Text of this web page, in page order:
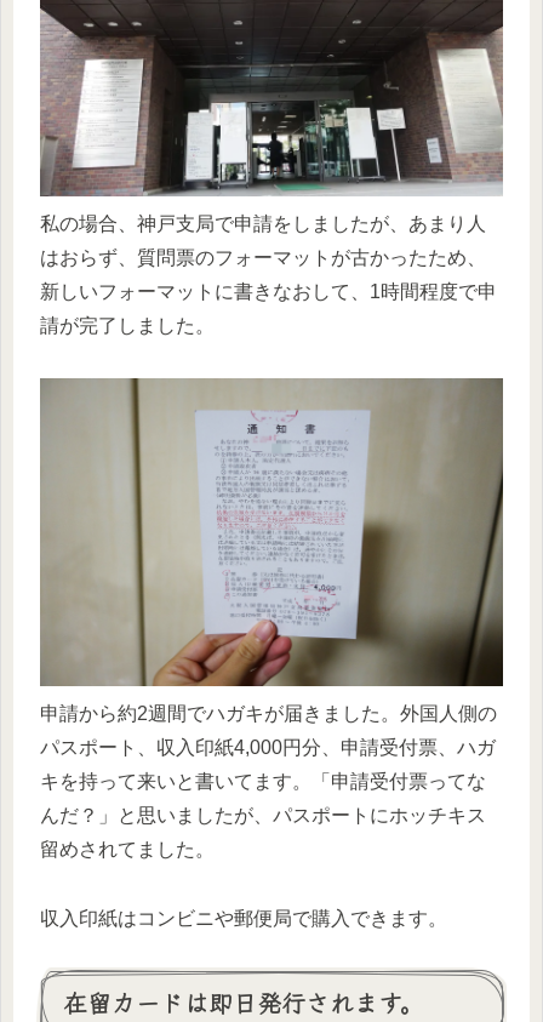
私の場合、神戸支局で申請をしましたが、あまり人
はおらず、質問票のフォーマットが古かったため、
新しいフォーマットに書きなおして、1時間程度で申
請が完了しました。
申請から約2週間でハガキが届きました。外国人側の
パスポート、収入印紙4,000円分、申請受付票、ハガ
キを持って来いと書いてます。「申請受付票ってな
んだ？」と思いましたが、パスポートにホッチキス
留めされてました。
収入印紙はコンビニや郵便局で購入できます。
在留カードは即日発行されます。